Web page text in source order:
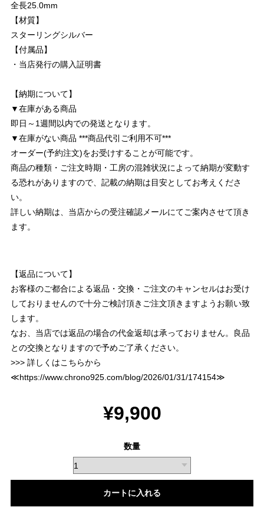
全長25.0mm
【材質】
スターリングシルバー
【付属品】
・当店発行の購入証明書
【納期について】
▼在庫がある商品
即日～1週間以内での発送となります。
▼在庫がない商品 ***商品代引ご利用不可***
オーダー(予約注文)をお受けすることが可能です。
商品の種類・ご注文時期・工房の混雑状況によって納期が変動す
る恐れがありますので、記載の納期は目安としてお考えくださ
い。
詳しい納期は、当店からの受注確認メールにてご案内させて頂き
ます。
【返品について】
お客様のご都合による返品・交換・ご注文のキャンセルはお受け
しておりませんので十分ご検討頂きご注文頂きますようお願い致
します。
なお、当店では返品の場合の代金返却は承っておりません。良品
との交換となりますので予めご了承ください。
>>> 詳しくはこちらから
≪https://www.chrono925.com/blog/2026/01/31/174154≫
¥9,900
数量
カートに入れる